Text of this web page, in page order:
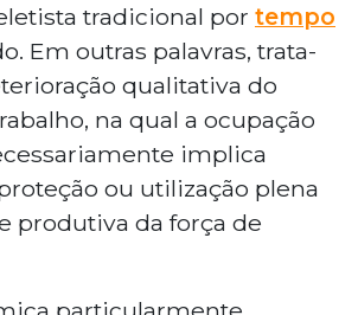
tradicional por tempo
Em outras palavras, trata-
qualitativa do
na qual a ocupação
implica
ou utilização plena
produtiva da força de